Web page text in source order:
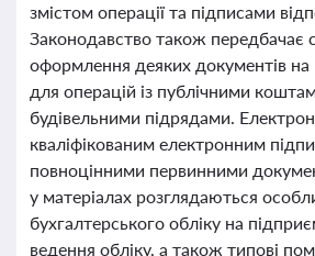
змістом операції та підписами
Законодавство також передбачає
оформлення деяких документів на
для операцій із публічними
будівельними підрядами.
кваліфікованим електронним
повноцінними первинними
у матеріалах розглядаються
бухгалтерського обліку на
ведення обліку, а також типові